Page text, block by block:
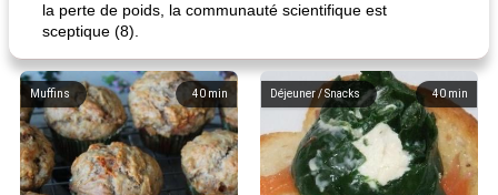
la perte de poids, la communauté scientifique est
sceptique (8).
40 min
Muffins 40 min
Déjeuner / Snacks